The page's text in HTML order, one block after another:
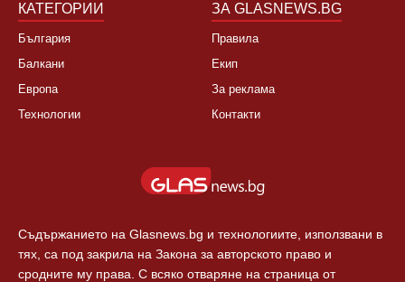
КАТЕГОРИИ
България
Балкани
Европа
Технологии
ЗА GLASNEWS.BG
Правила
Екип
За реклама
Контакти
Съдържанието на Glasnews.bg и технологиите, използвани в
тях, са под закрила на Закона за авторското право и
сродните му права. С всяко отваряне на страница от